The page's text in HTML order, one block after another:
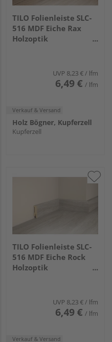
TILO Folienleiste SLC-
516 MDF Eiche Rax
Holzoptik
UVP 8,23 €/ lfm
6,49 € / lfm
Verkauf & Versand
Holz Bögner, Kupferzell
Kupferzell
TILO Folienleiste SLC-
516 MDF Eiche Rock
Holzoptik
UVP 8,23 €/ lfm
6,49 € / lfm
Verkauf & Versand